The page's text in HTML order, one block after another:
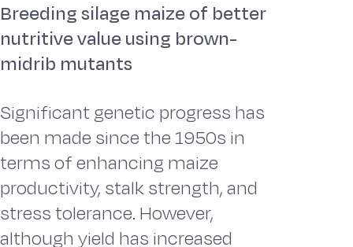
Breeding silage maize of better
nutritive value using brown-
midrib mutants
Significant genetic progress has
been made since the 1950s in
terms of enhancing maize
productivity, stalk strength, and
stress tolerance. However,
although yield has increased